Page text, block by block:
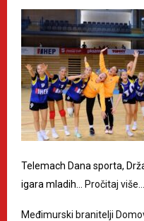
Telemach Dana sporta,
igara mladih…
Pročitaj više…
Međimurski branitelji